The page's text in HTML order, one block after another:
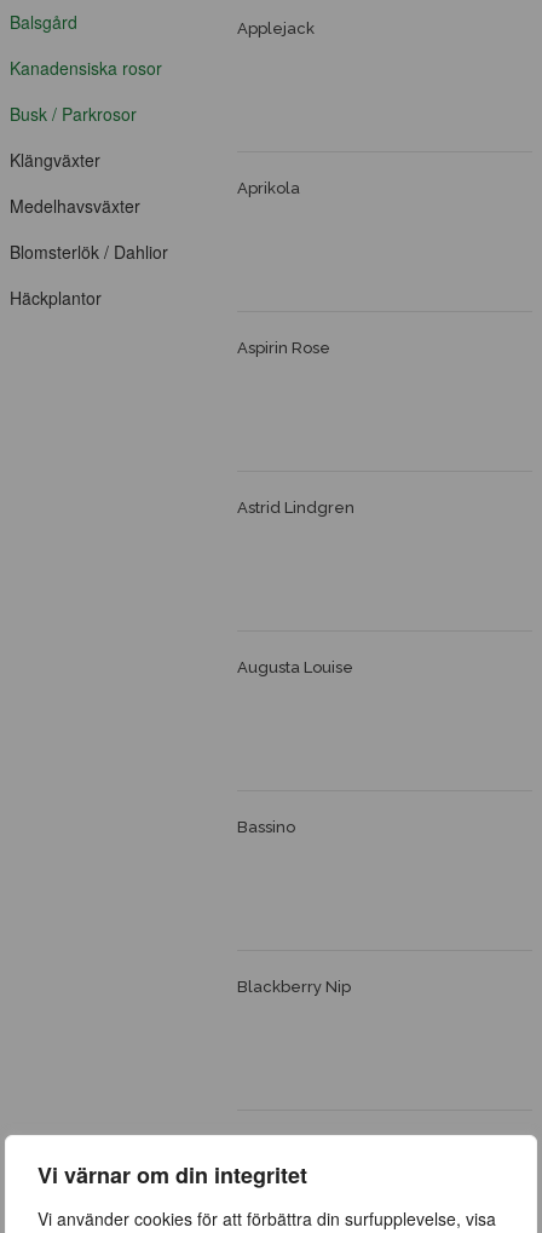
Vi värnar om din integritet
Vi använder cookies för att förbättra din surfupplevelse, visa
Balsgård
Kanadensiska rosor
Busk / Parkrosor
Klängväxter
Medelhavsväxter
Blomsterlök / Dahlior
Häckplantor
Applejack
Aprikola
Aspirin Rose
Astrid Lindgren
Augusta Louise
Bassino
Blackberry Nip